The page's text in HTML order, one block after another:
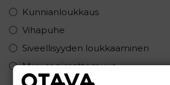
Kunnianloukkaus
Vihapuhe
Siveellisyyden loukkaaminen
Muu sopimattomuus